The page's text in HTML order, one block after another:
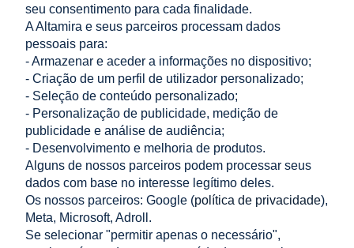
adicionar ao
carrinho
LOJA
AJUDA
A MINHA CONTA
INFORMAÇÃO
seu consentimento para cada finalidade.
A Altamira e seus parceiros processam dados
pessoais para:
- Armazenar e aceder a informações no dispositivo;
- Criação de um perfil de utilizador personalizado;
- Seleção de conteúdo personalizado;
- Personalização de publicidade, medição de
publicidade e análise de audiência;
- Desenvolvimento e melhoria de produtos.
Alguns de nossos parceiros podem processar seus
dados com base no interesse legítimo deles.
Os nossos parceiros: Google (política de privacidade),
Meta, Microsoft, Adroll.
Se selecionar "permitir apenas o necessário",